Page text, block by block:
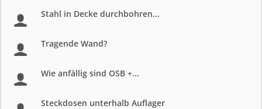
Stahl in Decke durchbohren...
Tragende Wand?
Wie anfällig sind OSB +...
Steckdosen unterhalb Auflager